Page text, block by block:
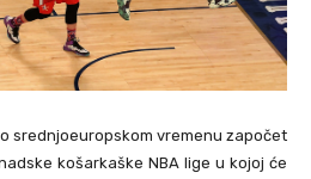
srednjoeuropskom vremenu započet
košarkaške NBA lige u kojoj će